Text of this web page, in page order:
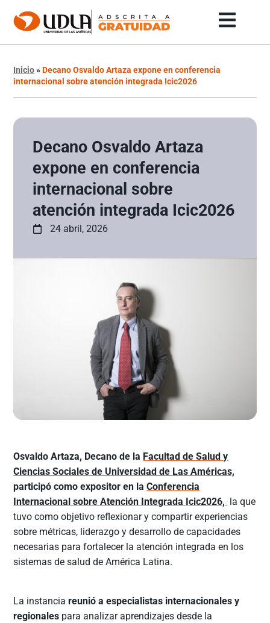
Inicio»Decano Osvaldo Artaza expone en conferencia
internacional sobre atención integrada Icic2026
Decano Osvaldo Artaza
expone en conferencia
internacional sobre
atención integrada Icic2026
24 abril, 2026
Osvaldo Artaza, Decano de la Facultad de Salud y
Ciencias Sociales de Universidad de Las Américas,
participó como expositor en laConferencia
Internacional sobre Atención Integrada Icic2026,
la que
tuvo como objetivo reflexionar y compartir experiencias
sobre métricas, liderazgo y desarrollo de capacidades
necesarias para fortalecer la atención integrada en los
sistemas de salud de América Latina.
La instanciareunió a especialistas internacionales y
regionales para analizar aprendizajes desde la